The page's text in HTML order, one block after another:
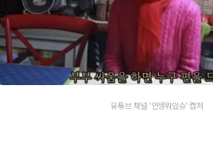
유튜브 채널 '인생뭐있슈' 캡처